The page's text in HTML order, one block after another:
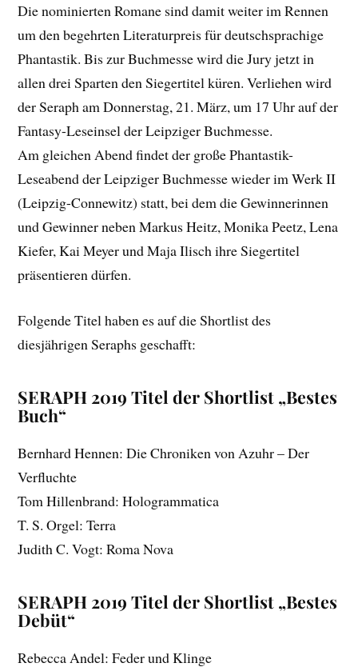
Die nominierten Romane sind damit weiter im Rennen
um den begehrten Literaturpreis für deutschsprachige
Phantastik. Bis zur Buchmesse wird die Jury jetzt in
allen drei Sparten den Siegertitel küren. Verliehen wird
der Seraph am Donnerstag, 21. März, um 17 Uhr auf der
Fantasy-Leseinsel der Leipziger Buchmesse.
Am gleichen Abend findet der große Phantastik-
Leseabend der Leipziger Buchmesse wieder im Werk II
(Leipzig-Connewitz) statt, bei dem die Gewinnerinnen
und Gewinner neben Markus Heitz, Monika Peetz, Lena
Kiefer, Kai Meyer und Maja Ilisch ihre Siegertitel
präsentieren dürfen.
Folgende Titel haben es auf die Shortlist des
diesjährigen Seraphs geschafft:
SERAPH 2019 Titel der Shortlist „Bestes
Buch“
Bernhard Hennen: Die Chroniken von Azuhr – Der
Verfluchte
Tom Hillenbrand: Hologrammatica
T. S. Orgel: Terra
Judith C. Vogt: Roma Nova
SERAPH 2019 Titel der Shortlist „Bestes
Debüt“
Rebecca Andel: Feder und Klinge